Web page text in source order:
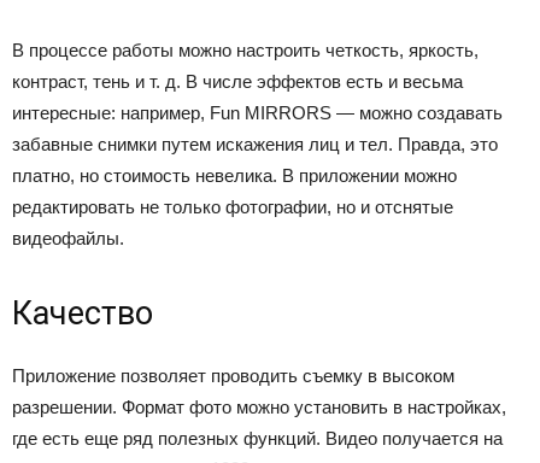
В процессе работы можно настроить четкость, яркость,
контраст, тень и т. д. В числе эффектов есть и весьма
интересные: например, Fun MIRRORS — можно создавать
забавные снимки путем искажения лиц и тел. Правда, это
платно, но стоимость невелика. В приложении можно
редактировать не только фотографии, но и отснятые
видеофайлы.
Качество
Приложение позволяет проводить съемку в высоком
разрешении. Формат фото можно установить в настройках,
где есть еще ряд полезных функций. Видео получается на